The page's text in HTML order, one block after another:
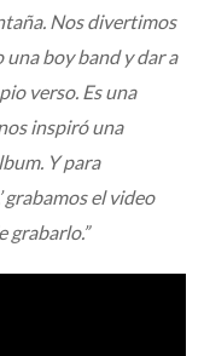
Nos divertimos
boy band y dar a
verso. Es una
inspiró una
Y para
grabamos el video
grabarlo.”